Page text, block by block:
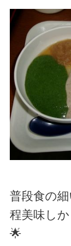
普段食の
程美味し
🌟